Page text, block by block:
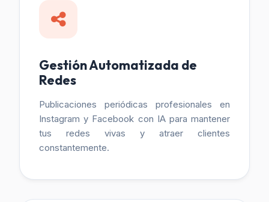
Gestión Automatizada de
Redes
Publicaciones periódicas profesionales en
Instagram y Facebook con IA para mantener
tus redes vivas y atraer clientes
constantemente.